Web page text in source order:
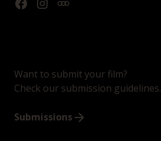
Want to submit your film?
Check our submission guidelines.
Submissions